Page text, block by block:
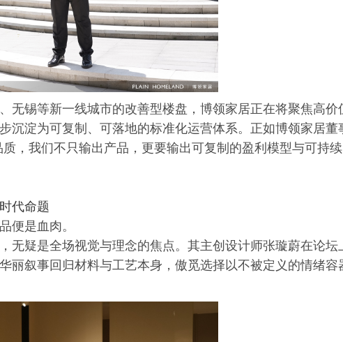
无锡等新一线城市的改善型楼盘，博领家居正在将聚焦高价
沉淀为可复制、可落地的标准化运营体系。正如博领家居董
，我们不只输出产品，更要输出可复制的盈利模型与可持续
代命题
便是血肉。
无疑是全场视觉与理念的焦点。其主创设计师张璇蔚在论坛
丽叙事回归材料与工艺本身，傲觅选择以不被定义的情绪容